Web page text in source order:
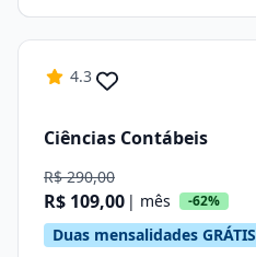
4.3
Ciências Contábeis
R$ 290,00
R$ 109,00 | mês -62%
Duas mensalidades GRÁTIS